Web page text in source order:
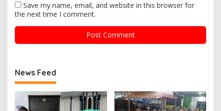
Save my name, email, and website in this browser for
the next time I comment.
News Feed